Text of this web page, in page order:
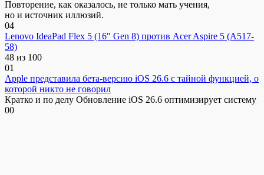
Повторение, как оказалось, не только мать учения,
но и источник иллюзий.
04
Lenovo IdeaPad Flex 5 (16″ Gen 8) против Acer Aspire 5 (A517-
58)
48 из 100
01
Apple представила бета-версию iOS 26.6 с тайной функцией, о
которой никто не говорил
Кратко и по делу Обновление iOS 26.6 оптимизирует систему
00